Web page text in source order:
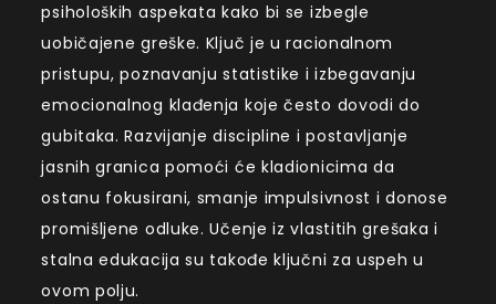
psiholoških aspekata kako bi se izbegle
uobičajene greške. Ključ je u racionalnom
pristupu, poznavanju statistike i izbegavanju
emocionalnog klađenja koje često dovodi do
gubitaka. Razvijanje discipline i postavljanje
jasnih granica pomoći će kladionicima da
ostanu fokusirani, smanje impulsivnost i donose
promišljene odluke. Učenje iz vlastitih grešaka i
stalna edukacija su takođe ključni za uspeh u
ovom polju.